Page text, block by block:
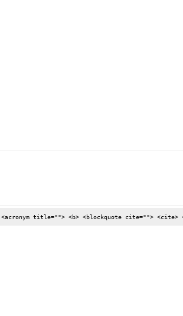
title=""> <b> <blockquote cite=""> <cite>